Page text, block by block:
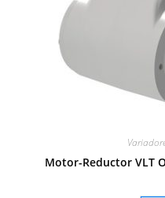
Motor-Reductor VLT